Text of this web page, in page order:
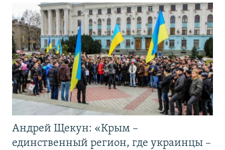
Андрей Щекун: «Крым –
единственный регион, где украинцы –